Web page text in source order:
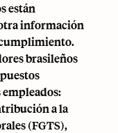
están
información
brasileños
empleados:
a la
(FGTS),